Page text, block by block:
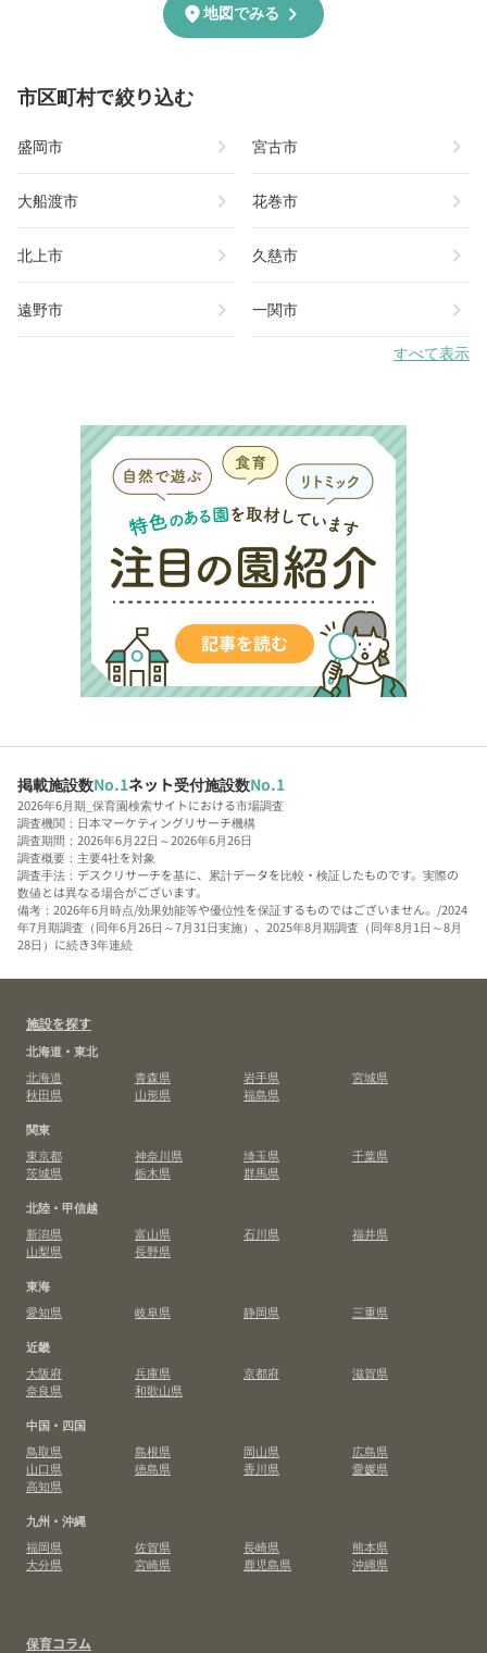
location_on地図でみる chevron_right
市区町村で絞り込む
盛岡市 chevron_right 宮古市 chevron_right
大船渡市 chevron_right 花巻市 chevron_right
北上市 chevron_right 久慈市 chevron_right
遠野市 chevron_right 一関市 chevron_right
すべて表示
掲載施設数No.1ネット受付施設数No.1
2026年6月期_保育園検索サイトにおける市場調査
調査機関：日本マーケティングリサーチ機構
調査期間：2026年6月22日～2026年6月26日
調査概要：主要4社を対象
調査手法：デスクリサーチを基に、累計データを比較・検証したものです。実際の
数値とは異なる場合がございます。
備考：2026年6月時点/効果効能等や優位性を保証するものではございません。/2024
年7月期調査（同年6月26日～7月31日実施）、2025年8月期調査（同年8月1日～8月
28日）に続き3年連続
施設を探す
北海道・東北
北海道
青森県 岩手県
宮城県
秋田県
山形県
福島県
関東
東京都
神奈川県 埼玉県
千葉県
茨城県
栃木県
群馬県
北陸・甲信越
新潟県
富山県 石川県
福井県
山梨県
長野県
東海
愛知県
岐阜県 静岡県
三重県
近畿
大阪府
兵庫県 京都府
滋賀県
奈良県
和歌山県
中国・四国
鳥取県
島根県 岡山県
広島県
山口県
徳島県 香川県
愛媛県
高知県
九州・沖縄
福岡県
佐賀県 長崎県
熊本県
大分県
宮崎県 鹿児島県 沖縄県
保育コラム